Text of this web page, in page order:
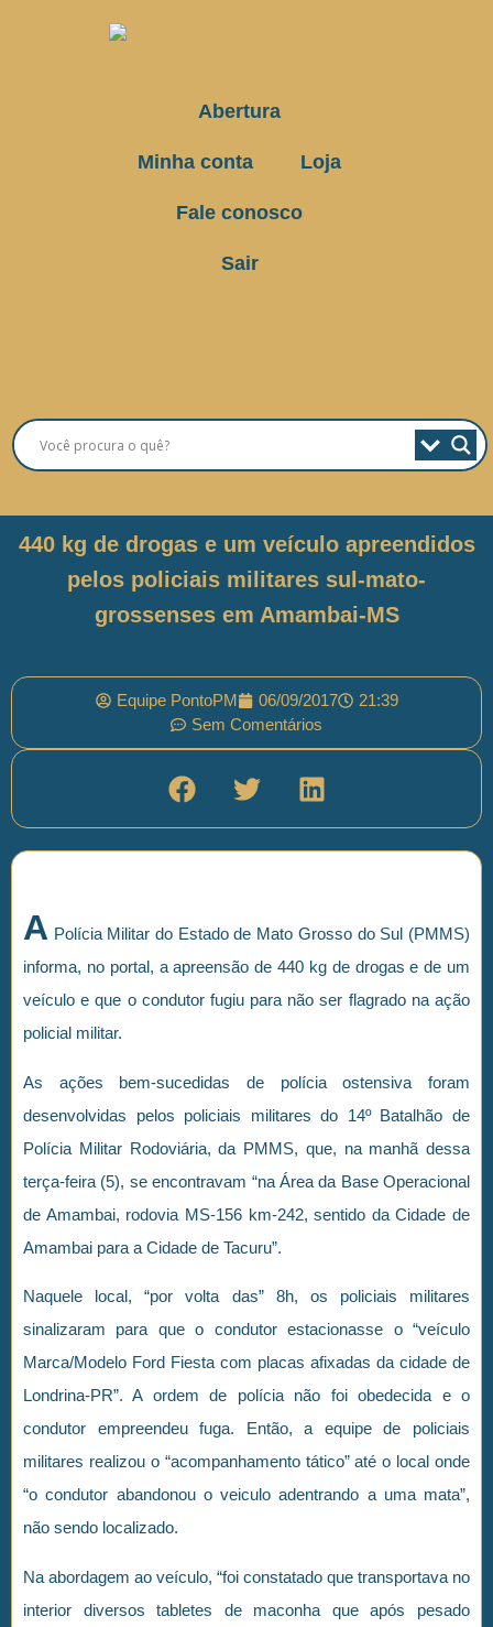
Abertura
Minha conta Loja
Fale conosco
Sair
440 kg de drogas e um veículo apreendidos
pelos policiais militares sul-mato-
grossenses em Amambai-MS
Equipe PontoPM 06/09/2017
21:39
Sem Comentários
A Polícia Militar do Estado de Mato Grosso do Sul (PMMS)
informa, no portal, a apreensão de 440 kg de drogas e de um
veículo e que o condutor fugiu para não ser flagrado na ação
policial militar.
As ações bem-sucedidas de polícia ostensiva foram
desenvolvidas pelos policiais militares do 14º Batalhão de
Polícia Militar Rodoviária, da PMMS, que, na manhã dessa
terça-feira (5), se encontravam “na Área da Base Operacional
de Amambai, rodovia MS-156 km-242, sentido da Cidade de
Amambai para a Cidade de Tacuru”.
Naquele local, “por volta das” 8h, os policiais militares
sinalizaram para que o condutor estacionasse o “veículo
Marca/Modelo Ford Fiesta com placas afixadas da cidade de
Londrina-PR”. A ordem de polícia não foi obedecida e o
condutor empreendeu fuga. Então, a equipe de policiais
militares realizou o “acompanhamento tático” até o local onde
“o condutor abandonou o veiculo adentrando a uma mata”,
não sendo localizado.
Na abordagem ao veículo, “foi constatado que transportava no
interior diversos tabletes de maconha que após pesado